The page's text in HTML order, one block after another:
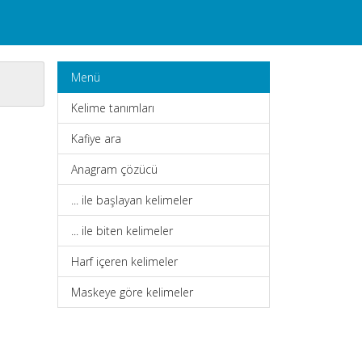
Menü
Kelime tanımları
Kafiye ara
Anagram çözücü
... ile başlayan kelimeler
... ile biten kelimeler
Harf içeren kelimeler
Maskeye göre kelimeler